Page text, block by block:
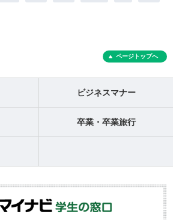
ページトップへ
ビジネスマナー
卒業・卒業旅行